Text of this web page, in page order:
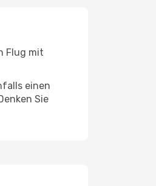
Flug mit
einen
Sie